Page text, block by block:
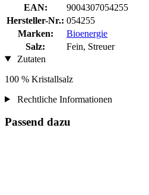
EAN:
9004307054255
Hersteller-Nr.: 054255
Marken:
Bioenergie
Salz:
Fein, Streuer
Zutaten
100 % Kristallsalz
Rechtliche Informationen
Passend dazu